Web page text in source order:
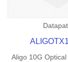
Aligo 10G Optical